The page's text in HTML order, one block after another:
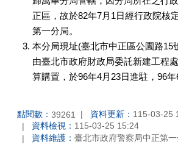
正區，故於82年7月1日經行政院核
第一分局。
本分局現址(臺北市中正區公園路15
由臺北市政府財政局委託新建工程
算購置，於96年4月23日進駐，96年
點閱數： 39261 資料更新： 115-03-25
資料檢視： 115-03-25 15:24
資料維護： 臺北市政府警察局中正第